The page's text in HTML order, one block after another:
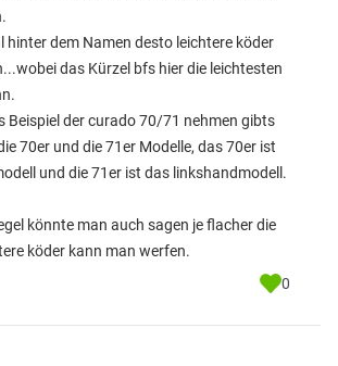
hinter dem Namen desto leichtere köder
das Kürzel bfs hier die leichtesten
Beispiel der curado 70/71 nehmen gibts
70er und die 71er Modelle, das 70er ist
und die 71er ist das linkshandmodell.
könnte man auch sagen je flacher die
köder kann man werfen.
0